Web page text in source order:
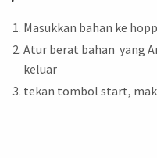
Masukkan bahan ke
Atur berat bahan yang
keluar
tekan tombol start,